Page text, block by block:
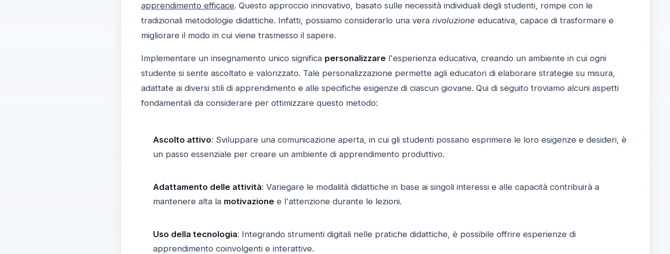
apprendimento efficace. Questo approccio innovativo, basato sulle necessità individuali degli studenti, rompe con le
tradizionali metodologie didattiche. Infatti, possiamo considerarlo una vera rivoluzione educativa, capace di trasformare e
migliorare il modo in cui viene trasmesso il sapere.
Implementare un insegnamento unico significa personalizzare l'esperienza educativa, creando un ambiente in cui ogni
studente si sente ascoltato e valorizzato. Tale personalizzazione permette agli educatori di elaborare strategie su misura,
adattate ai diversi stili di apprendimento e alle specifiche esigenze di ciascun giovane. Qui di seguito troviamo alcuni aspetti
fondamentali da considerare per ottimizzare questo metodo:
Ascolto attivo: Sviluppare una comunicazione aperta, in cui gli studenti possano esprimere le loro esigenze e desideri, è
un passo essenziale per creare un ambiente di apprendimento produttivo.
Adattamento delle attività: Variegare le modalità didattiche in base ai singoli interessi e alle capacità contribuirà a
mantenere alta la motivazione e l'attenzione durante le lezioni.
Uso della tecnologia: Integrando strumenti digitali nelle pratiche didattiche, è possibile offrire esperienze di
apprendimento coinvolgenti e interattive.